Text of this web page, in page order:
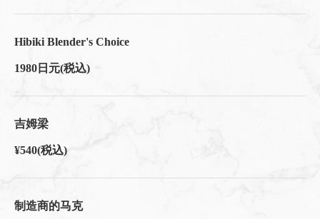
Hibiki Blender's Choice
1980日元(税込)
吉姆梁
¥540(税込)
制造商的马克